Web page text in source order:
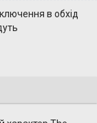
в обхід